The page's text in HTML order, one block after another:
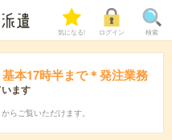
気になる! ログイン 検索
本17時半まで＊発注業務
ます
からご覧いただけます。